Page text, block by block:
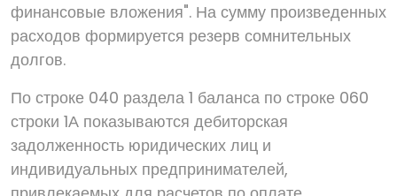
финансовые вложения". На сумму произведенных
расходов формируется резерв сомнительных
долгов.
По строке 040 раздела 1 баланса по строке 060
строки 1А показываются дебиторская
задолженность юридических лиц и
индивидуальных предпринимателей,